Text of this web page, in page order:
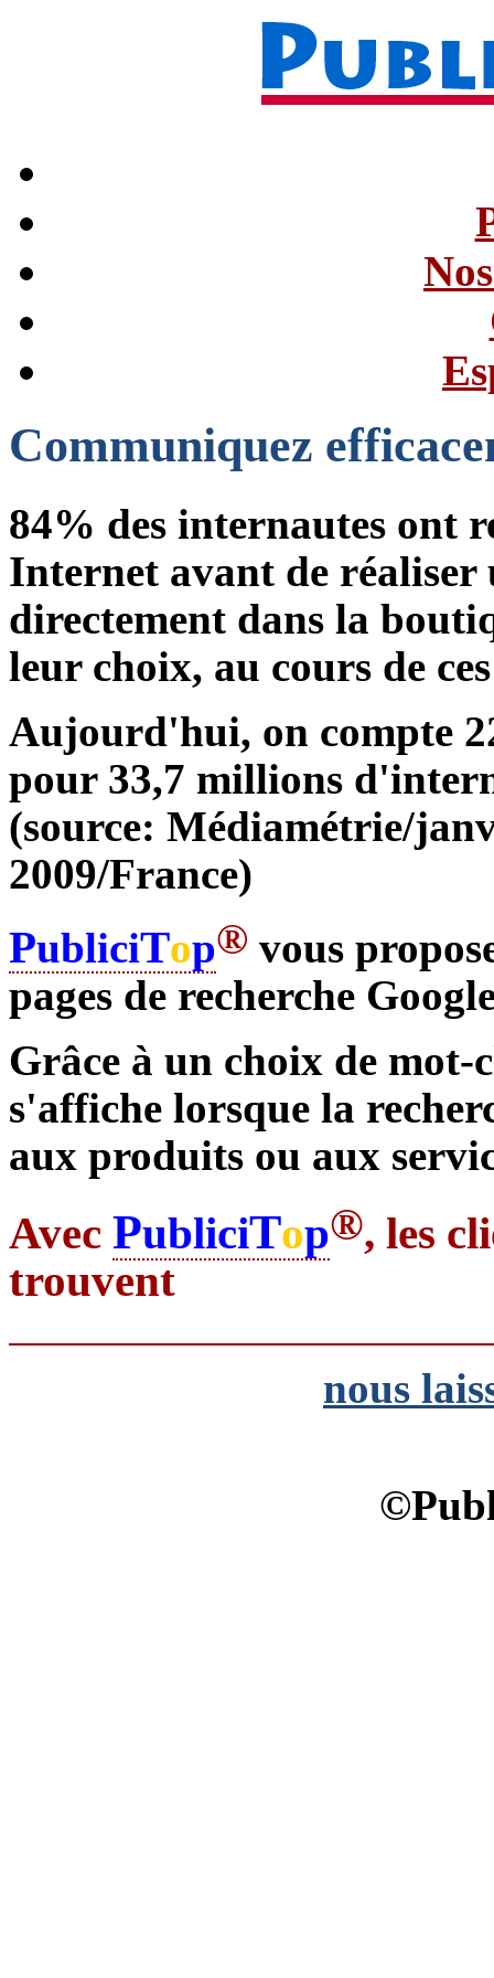
Communiquez
84% des internautes ont
Internet avant de réaliser
directement dans la
leur choix, au cours de
Aujourd'hui, on compte
pour 33,7 millions
(source: Médiamétrie/
2009/France)
PubliciTop® vous
pages de recherche
Grâce à un choix de mot-
s'affiche lorsque la
aux produits ou aux
Avec PubliciTop®, les
trouvent
nous